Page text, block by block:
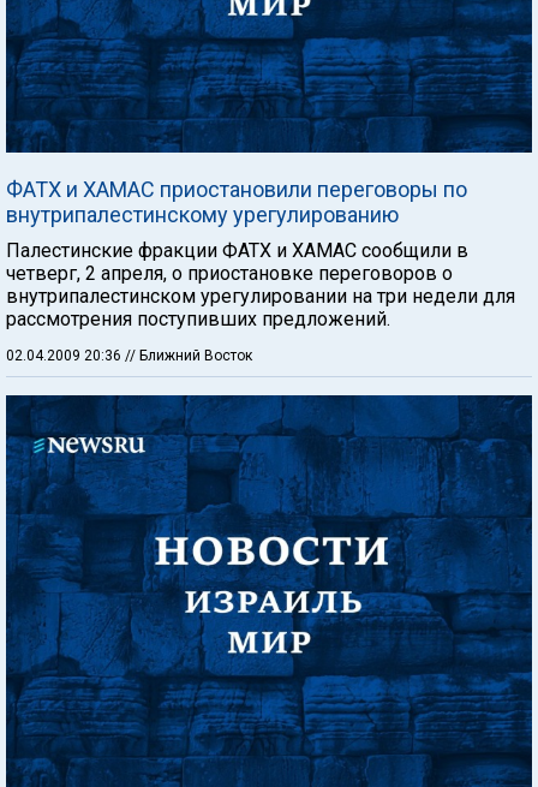
ФАТХ и ХАМАС приостановили переговоры по
внутрипалестинскому урегулированию
Палестинские фракции ФАТХ и ХАМАС сообщили в
четверг, 2 апреля, о приостановке переговоров о
внутрипалестинском урегулировании на три недели для
рассмотрения поступивших предложений.
02.04.2009 20:36 // Ближний Восток